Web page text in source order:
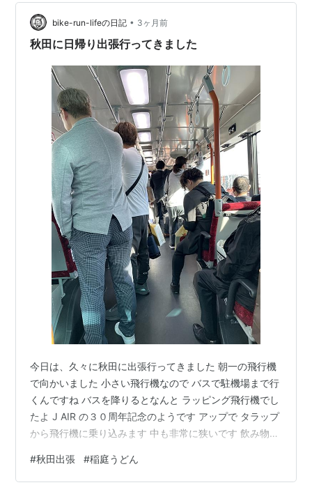
bike-run-lifeの日記 • 3ヶ月前
秋田に日帰り出張行ってきました
今日は、久々に秋田に出張行ってきました 朝一の飛行機
で向かいました 小さい飛行機なので バスで駐機場まで行
くんですね バスを降りるとなんと ラッピング飛行機でし
たよ J AIR の３０周年記念のようです アップで タラップ
から飛行機に乗り込みます 中も非常に狭いです 飲み物を
スタジオジャパンとのコラボ シートにも 各シートのヘッ
#秋田出張 #稲庭うどん